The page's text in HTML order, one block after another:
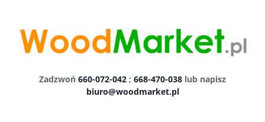
Zadzwoń 660-072-042 ; 668-470-038 lub napisz
biuro@woodmarket.pl